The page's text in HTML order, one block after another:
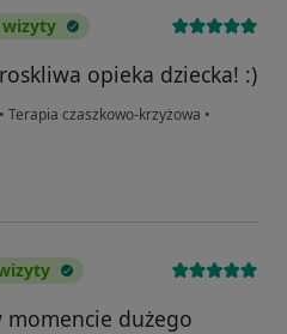
opieka dziecka! :)
• Terapia czaszkowo-krzyżowa •
momencie dużego